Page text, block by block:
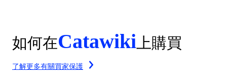
如何在Catawiki 上購買
了解更多有關買家保護